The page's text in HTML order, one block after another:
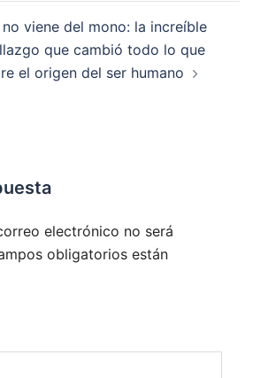
viene del mono: la increíble
que cambió todo lo que
el origen del ser humano
electrónico no será
obligatorios están